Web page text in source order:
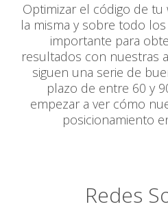
Optimizar el código de
la misma y sobre todo
importante para
resultados con nuestras
siguen una serie de
plazo de entre 60 y
empezar a ver cómo
posicionamiento
Redes